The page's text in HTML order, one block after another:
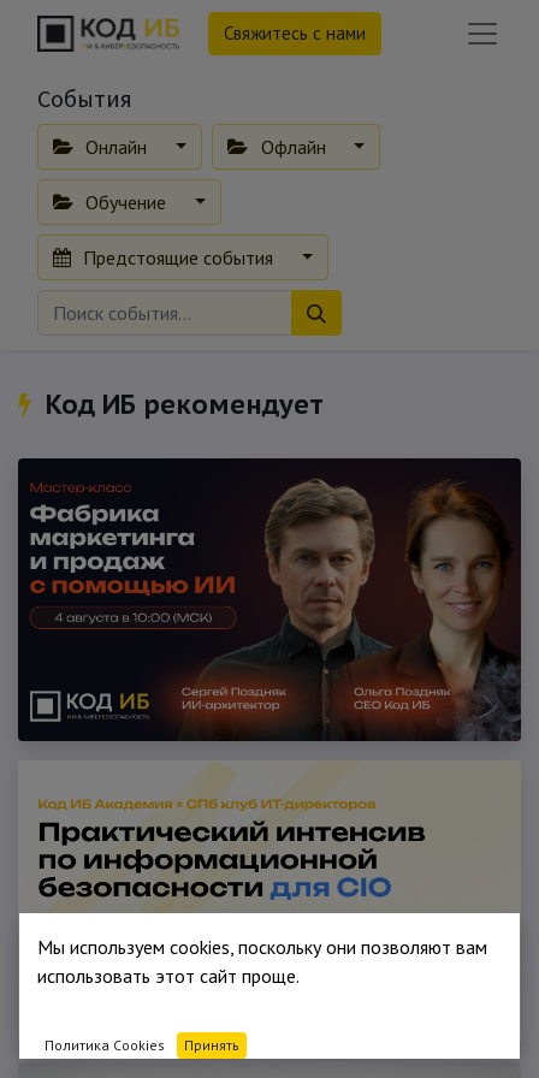
Свяжитесь с нами
События
Онлайн Офлайн
Обучение
Предстоящие события
Код ИБ рекомендует
Мы используем cookies, поскольку они позволяют вам
использовать этот сайт проще.
Политика Cookies Принять